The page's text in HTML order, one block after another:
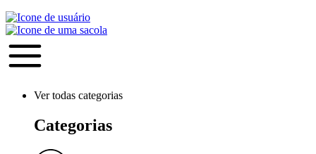
Ver todas categorias
Categorias